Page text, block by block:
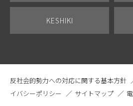
KESHIKI
反社会的勢力への対応に関する基本方針
イバシーポリシー
サイトマップ